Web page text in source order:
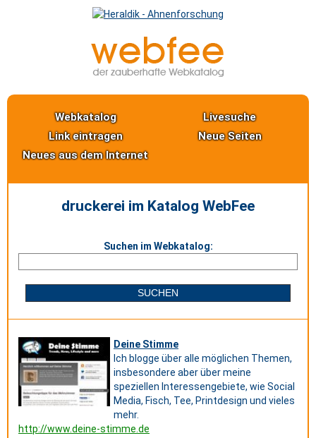
Webkatalog
Livesuche
Link eintragen
Neue Seiten
Neues aus dem Internet
druckerei im Katalog WebFee
Suchen im Webkatalog:
Deine Stimme
Ich blogge über alle möglichen Themen,
insbesondere aber über meine
speziellen Interessengebiete, wie Social
Media, Fisch, Tee, Printdesign und vieles
mehr.
http://www.deine-stimme.de